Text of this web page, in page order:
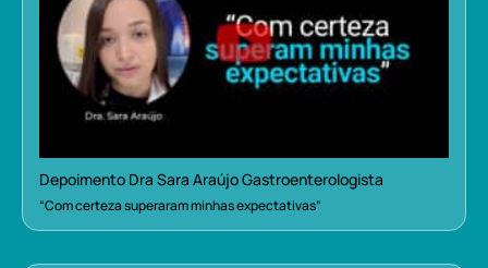
Depoimento Dra Sara Araújo Gastroenterologista
“Com certeza superaram minhas expectativas”